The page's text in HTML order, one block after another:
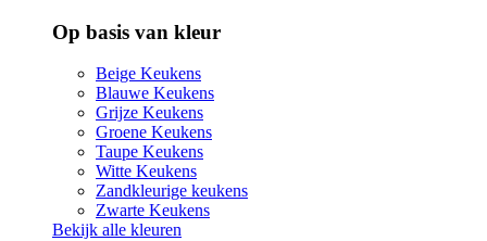
Op basis van kleur
Beige Keukens
Blauwe Keukens
Grijze Keukens
Groene Keukens
Taupe Keukens
Witte Keukens
Zandkleurige keukens
Zwarte Keukens
Bekijk alle kleuren